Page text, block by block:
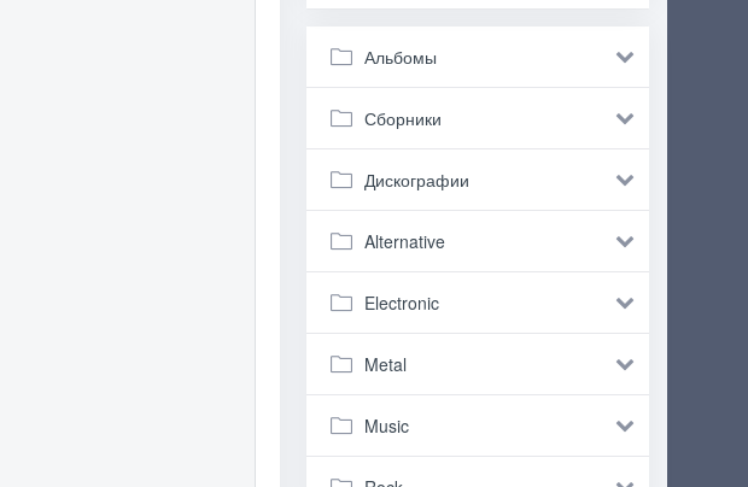
Альбомы
Сборники
Дискографии
Alternative
Electronic
Metal
Music